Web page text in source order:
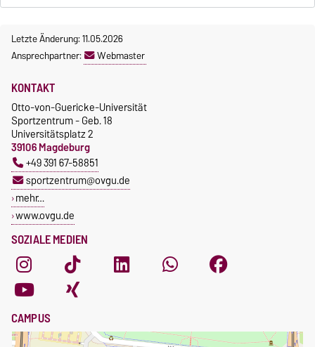
Letzte Änderung: 11.05.2026
Ansprechpartner:
Webmaster
SOZIALE MEDIEN
KONTAKT
Otto-von-Guericke-Universität
Sportzentrum - Geb. 18
Universitätsplatz 2
39106 Magdeburg
+49 391 67-58851
sportzentrum@ovgu.de
mehr…
www.ovgu.de
CAMPUS